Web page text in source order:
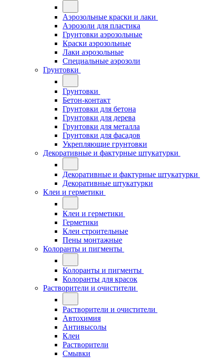
Аэрозольные краски и лаки
Аэрозоли для пластика
Грунтовки аэрозольные
Краски аэрозольные
Лаки аэрозольные
Специальные аэрозоли
Грунтовки
Грунтовки
Бетон-контакт
Грунтовки для бетона
Грунтовки для дерева
Грунтовки для металла
Грунтовки для фасадов
Укрепляющие грунтовки
Декоративные и фактурные штукатурки
Декоративные и фактурные штукатурки
Декоративные штукатурки
Клеи и герметики
Клеи и герметики
Герметики
Клеи строительные
Пены монтажные
Колоранты и пигменты
Колоранты и пигменты
Колоранты для красок
Растворители и очистители
Растворители и очистители
Автохимия
Антивысолы
Клеи
Растворители
Смывки